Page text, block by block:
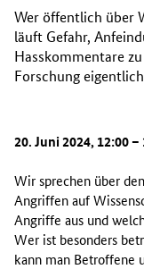
Wer öffentlich über
läuft Gefahr,
Hasskommentare
Forschung
20. Juni 2024, 12:00
Wir sprechen über
Angriffen auf
Angriffe aus und
Wer ist besonders
kann man Betroffene